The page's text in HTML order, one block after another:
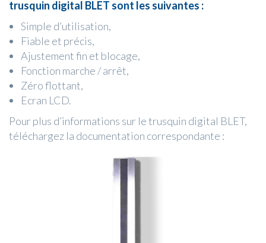
trusquin digital BLET sont les suivantes :
Simple d’utilisation,
Fiable et précis,
Ajustement fin et blocage,
Fonction marche / arrêt,
Zéro flottant,
Ecran LCD.
Pour plus d’informations sur le trusquin digital BLET,
téléchargez la documentation correspondante :